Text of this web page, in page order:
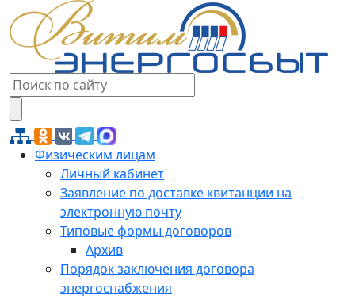
Физическим лицам
Личный кабинет
Заявление по доставке квитанции на
электронную почту
Типовые формы договоров
Архив
Порядок заключения договора
энергоснабжения